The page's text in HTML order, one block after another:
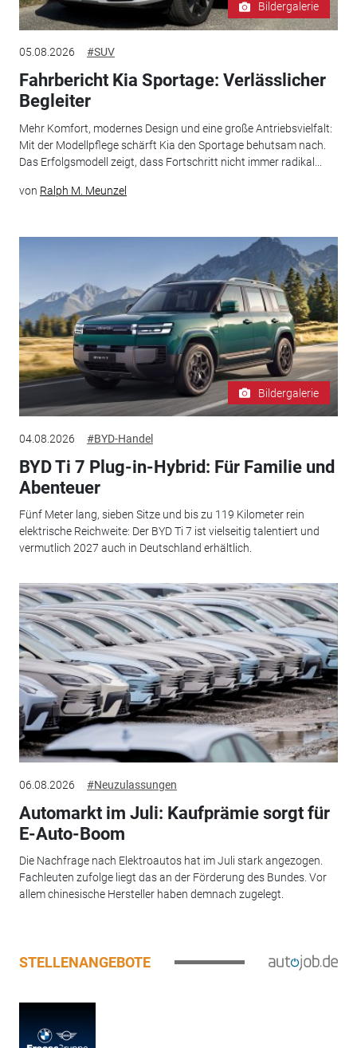
Bildergalerie
05.08.2026 #SUV
Fahrbericht Kia Sportage: Verlässlicher
Begleiter
Mehr Komfort, modernes Design und eine große Antriebsvielfalt:
Mit der Modellpflege schärft Kia den Sportage behutsam nach.
Das Erfolgsmodell zeigt, dass Fortschritt nicht immer radikal...
von Ralph M. Meunzel
Bildergalerie
04.08.2026 #BYD-Handel
BYD Ti 7 Plug-in-Hybrid: Für Familie und
Abenteuer
Fünf Meter lang, sieben Sitze und bis zu 119 Kilometer rein
elektrische Reichweite: Der BYD Ti 7 ist vielseitig talentiert und
vermutlich 2027 auch in Deutschland erhältlich.
06.08.2026 #Neuzulassungen
Automarkt im Juli: Kaufprämie sorgt für
E-Auto-Boom
Die Nachfrage nach Elektroautos hat im Juli stark angezogen.
Fachleuten zufolge liegt das an der Förderung des Bundes. Vor
allem chinesische Hersteller haben demnach zugelegt.
STELLENANGEBOTE